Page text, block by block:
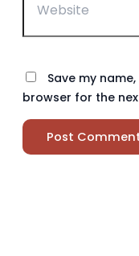
Save my
browser for the